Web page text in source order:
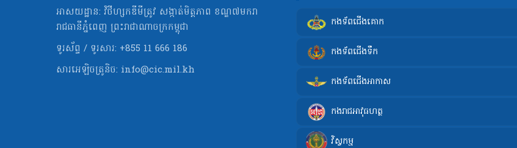
អាសយដ្ឋាន: វិថីហ្សកឌីមីត្រូវ សង្កាត់មិត្ដភាព ខណ្ឌ៧មករា
រាជធានីភ្នំពេញ ព្រះរាជាណាចក្រកម្ពុជា
ទូរស័ព្ទ / ទូរសារ: +855 11 666 186
សារអេឡិចត្រូនិច: info@cic.mil.kh
កងទ័ពជើងគោក
កងទ័ពជើងទឹក
កងទ័ពជើងអាកាស
កងរាជអាវុធហត្ថ
វិស្វកម្ម